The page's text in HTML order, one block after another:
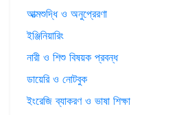
আত্মশুদ্ধি ও অনুপ্রেরণা
ইঞ্জিনিয়ারিং
নারী ও শিশু বিষয়ক প্রবন্ধ
ডায়েরি ও নোটবুক
ইংরেজি ব্যাকরণ ও ভাষা শিক্ষা